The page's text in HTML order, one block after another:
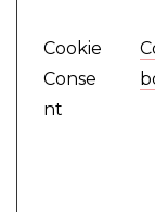
Cookie
Conse
nt